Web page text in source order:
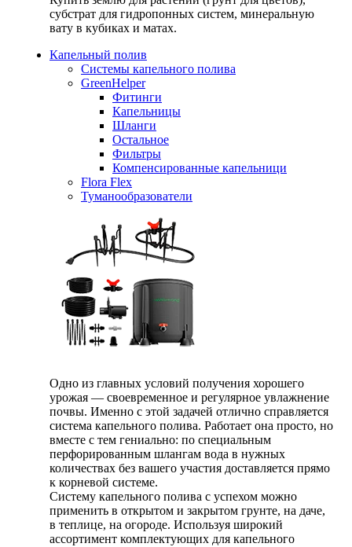
субстрат для гидропонных систем, минеральную
вату в кубиках и матах.
Капельный полив
Системы капельного полива
GreenHelper
Фитинги
Капельницы
Шланги
Остальное
Фильтры
Компенсированные капельници
Flora Flex
Туманообразователи
Одно из главных условий получения хорошего
урожая — своевременное и регулярное увлажнение
почвы. Именно с этой задачей отлично справляется
система капельного полива. Работает она просто, но
вместе с тем гениально: по специальным
перфорированным шлангам вода в нужных
количествах без вашего участия доставляется прямо
к корневой системе.
Систему капельного полива с успехом можно
применить в открытом и закрытом грунте, на даче,
в теплице, на огороде. Используя широкий
ассортимент комплектующих для капельного